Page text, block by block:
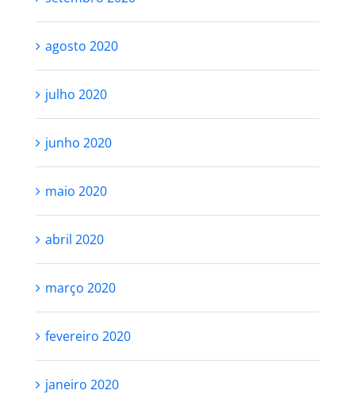
agosto 2020
julho 2020
junho 2020
maio 2020
abril 2020
março 2020
fevereiro 2020
janeiro 2020